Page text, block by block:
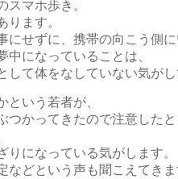
スマホ歩き。
ります。
にせずに、携帯の向こう側
中になっていることは、
して体をなしていない気が
という若者が、
つかってきたので注意した
になっている気がします。
などという声も聞こえてき